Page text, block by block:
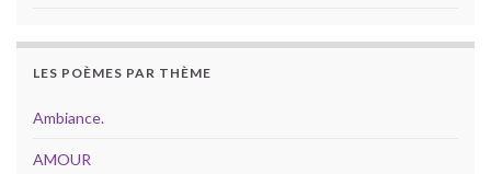
LES POÈMES PAR THÈME
Ambiance.
AMOUR